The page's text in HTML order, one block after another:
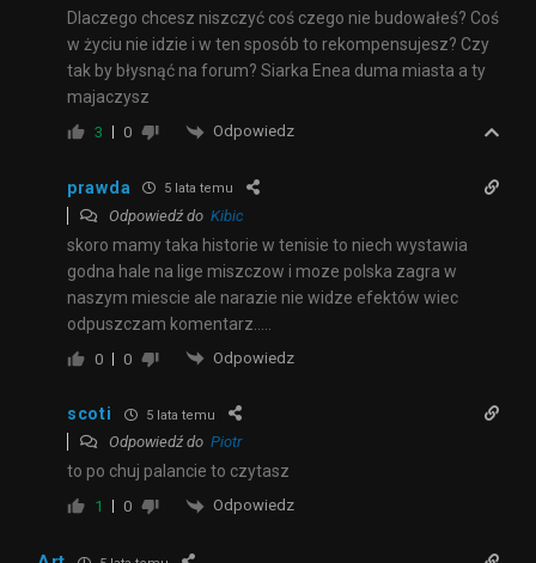
Dlaczego chcesz niszczyć coś czego nie budowałeś? Coś
w życiu nie idzie i w ten sposób to rekompensujesz? Czy
tak by błysnąć na forum? Siarka Enea duma miasta a ty
majaczysz
3 0 Odpowiedz
prawda 5 lata temu
Odpowiedź do Kibic
skoro mamy taka historie w tenisie to niech wystawia
godna hale na lige miszczow i moze polska zagra w
naszym miescie ale narazie nie widze efektów wiec
odpuszczam komentarz…..
0 0 Odpowiedz
scoti 5 lata temu
Odpowiedź do Piotr
to po chuj palancie to czytasz
1 0 Odpowiedz